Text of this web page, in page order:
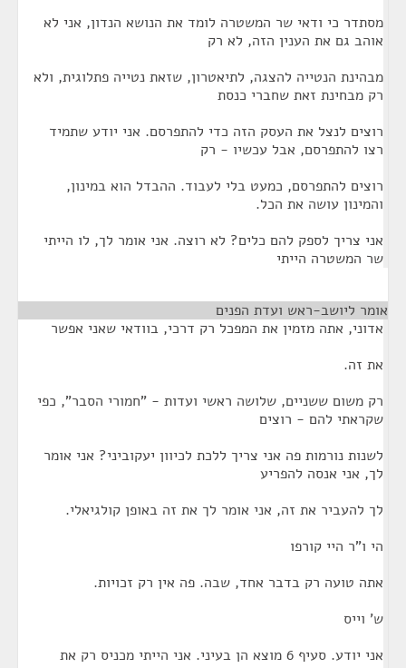
מסתדר כי ודאי שר המשטרה לומד את הנושא הנדון, אני לא
אוהב גם את הענין הזה, לא רק
מבהינת הנטייה להצגה, לתיאטרון, שזאת נטייה פתלוגית, ולא
רק מבחינת זאת שחברי כנסת
רוצים לנצל את העסק הזה כדי להתפרסם. אני יודע שתמיד
רצו להתפרסם, אבל עכשיו - רק
רוצים להתפרסם, כמעט בלי לעבוד. ההבדל הוא במינון,
והמינון עושה את הכל.
אני צריך לספק להם כלים? לא רוצה. אני אומר לך, לו הייתי
שר המשטרה הייתי
אומר ליושב-ראש ועדת הפנים
אדוני, אתה מזמין את המפכל רק דרכי, בוודאי שאני אפשר
את זה.
רק משום ששניים, שלושה ראשי ועדות - "חמורי הסבר", כפי
שקראתי להם - רוצים
לשנות נורמות פה אני צריך ללכת לכיוון יעקוביני? אני אומר
לך, אני אנסה להפריע
לך להעביר את זה, אני אומר לך את זה באופן קולגיאלי.
הי ו"ר היי קורפו
אתה טועה רק בדבר אחד, שבה. פה אין רק זכויות.
ש' וייס
אני יודע. סעיף 6 מוצא הן בעיני. אני הייתי מכניס רק את